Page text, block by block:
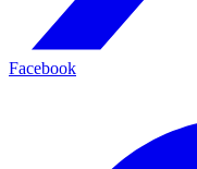
Facebook